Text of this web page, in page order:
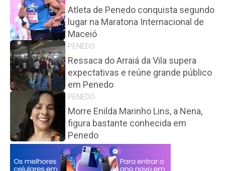
Atleta de Penedo conquista segundo
lugar na Maratona Internacional de
Maceió
PENEDO
Ressaca do Arraiá da Vila supera
expectativas e reúne grande público
em Penedo
PENEDO
Morre Enilda Marinho Lins, a Nena,
figura bastante conhecida em
Penedo